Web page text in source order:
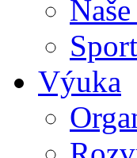
Výuka